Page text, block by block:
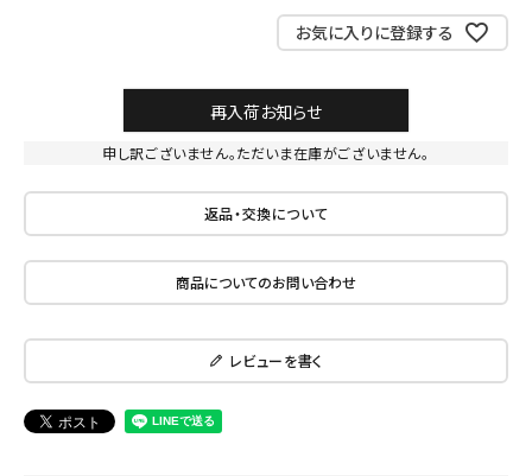
お気に入りに登録する
再入荷お知らせ
申し訳ございません。ただいま在庫がございません。
返品・交換について
商品についてのお問い合わせ
レビューを書く